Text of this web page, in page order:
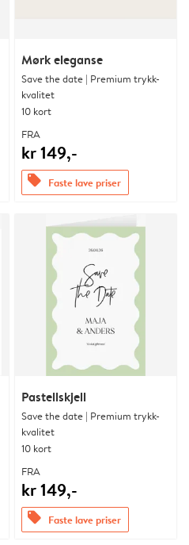
Mørk eleganse
Save the date | Premium trykk-
kvalitet
10 kort
FRA
kr 149,-
offers Faste lave priser
Pastellskjell
Save the date | Premium trykk-
kvalitet
10 kort
FRA
kr 149,-
offers Faste lave priser